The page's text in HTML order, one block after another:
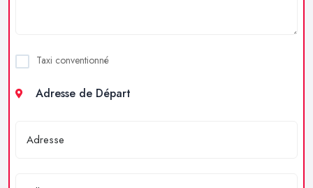
Taxi conventionné
Adresse de Départ